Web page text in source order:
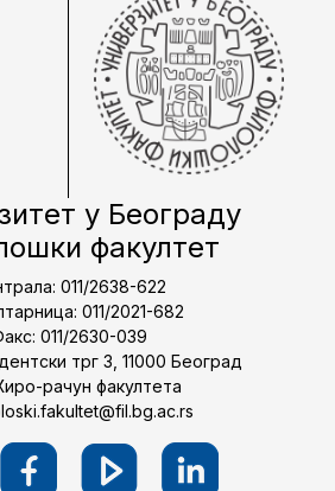
у Београду
факултет
011/2638-622
011/2021-682
011/2630-039
трг 3, 11000 Београд
рачун факултета